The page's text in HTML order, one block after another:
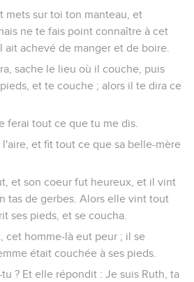
mets sur toi ton manteau, et
ne te fais point connaître à cet
ait achevé de manger et de boire.
sache le lieu où il couche, puis
et te couche ; alors il te dira ce
ferai tout ce que tu me dis.
et fit tout ce que sa belle-mère
et son coeur fut heureux, et il vint
tas de gerbes. Alors elle vint tout
ses pieds, et se coucha.
cet homme-là eut peur ; il se
était couchée à ses pieds.
? Et elle répondit : Je suis Ruth, ta